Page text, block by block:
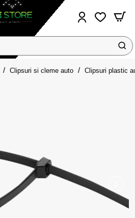
Clipsuri si cleme auto Clipsuri plastic